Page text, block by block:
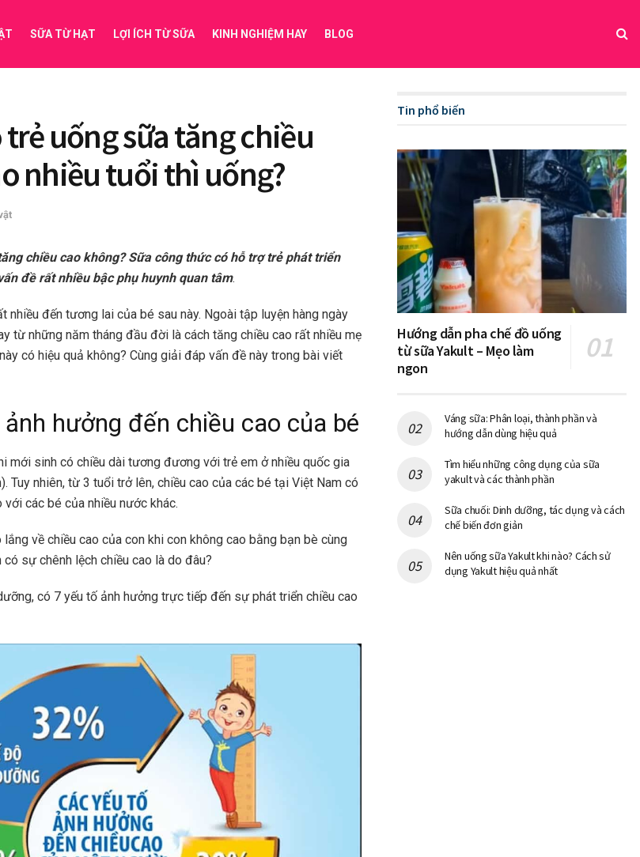
SỮA TỪ HẠT LỢI ÍCH TỪ SỮA KINH NGHIỆM HAY BLOG
trẻ uống sữa tăng chiều
nhiều tuổi thì uống?
chiều cao không? Sữa công thức có hỗ trợ trẻ phát triển
đề rất nhiều bậc phụ huynh quan tâm.
nhiều đến tương lai của bé sau này. Ngoài tập luyện hàng ngày
từ những năm tháng đầu đời là cách tăng chiều cao rất nhiều mẹ
có hiệu quả không? Cùng giải đáp vấn đề này trong bài viết
hưởng đến chiều cao của bé
mới sinh có chiều dài tương đương với trẻ em ở nhiều quốc gia
Tuy nhiên, từ 3 tuổi trở lên, chiều cao của các bé tại Việt Nam có
các bé của nhiều nước khác.
lắng về chiều cao của con khi con không cao bằng bạn bè cùng
có sự chênh lệch chiều cao là do đâu?
có 7 yếu tố ảnh hưởng trực tiếp đến sự phát triển chiều cao
Tin phổ biến
Hướng dẫn pha chế đồ uống
từ sữa Yakult – Mẹo làm
ngon
Váng sữa: Phân loại, thành phần và
hướng dẫn dùng hiệu quả
Tìm hiểu những công dụng của sữa
yakult và các thành phần
Sữa chuối: Dinh dưỡng, tác dụng và cách
chế biến đơn giản
Nên uống sữa Yakult khi nào? Cách sử
dụng Yakult hiệu quả nhất